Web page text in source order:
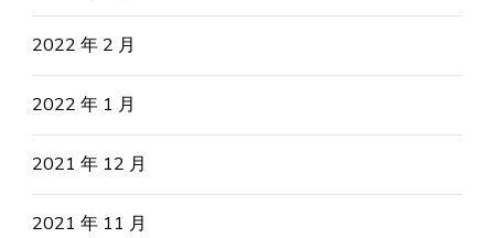
2022 年 2 月
2022 年 1 月
2021 年 12 月
2021 年 11 月